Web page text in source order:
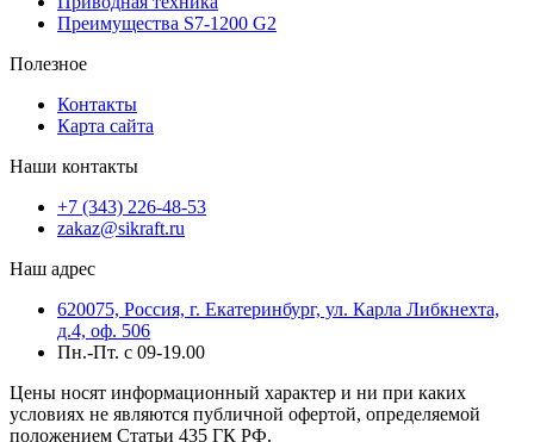
Преимущества S7-1200 G2
Полезное
Контакты
Карта сайта
Наши контакты
+7 (343) 226-48-53
zakaz@sikraft.ru
Наш адрес
620075, Россия, г. Екатеринбург, ул. Карла Либкнехта,
д.4, оф. 506
Пн.-Пт. с 09-19.00
Цены носят информационный характер и ни при каких
условиях не являются публичной офертой, определяемой
положением Статьи 435 ГК РФ.